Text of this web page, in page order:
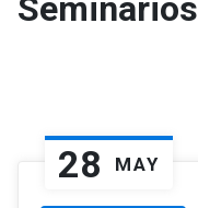
Seminarios
28 MAY